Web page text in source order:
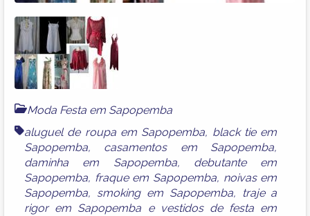
Moda Festa em Sapopemba
aluguel de roupa em Sapopemba, black tie em
Sapopemba, casamentos em Sapopemba,
daminha em Sapopemba, debutante em
Sapopemba, fraque em Sapopemba, noivas em
Sapopemba, smoking em Sapopemba,
traje a
rigor em Sapopemba e vestidos de festa em